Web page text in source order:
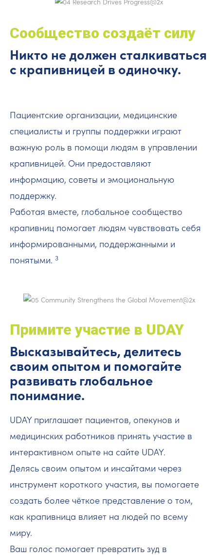
Сообщество создаёт силу
Никто не должен сталкиваться
с крапивницей в одиночку.
Пациентские организации, медицинские
специалисты и группы поддержки играют
важную роль в помощи людям в управлении
крапивницей. Они предоставляют
информацию, советы и эмоциональную
поддержку.
Работая вместе, глобальное сообщество
крапивниц помогает людям чувствовать себя
информированными, поддержанными и
понятыми. 3
Примите участие в UDAY
Высказывайтесь, делитесь
своим опытом и помогайте
развивать глобальное
понимание.
UDAY приглашает пациентов, опекунов и
медицинских работников принять участие в
интерактивном опыте на сайте UDAY.
Делясь своим опытом и инсайтами через
инструмент короткого участия, вы помогаете
создать более чёткое представление о том,
как крапивница влияет на людей по всему
миру.
Ваш голос помогает превратить зуд в